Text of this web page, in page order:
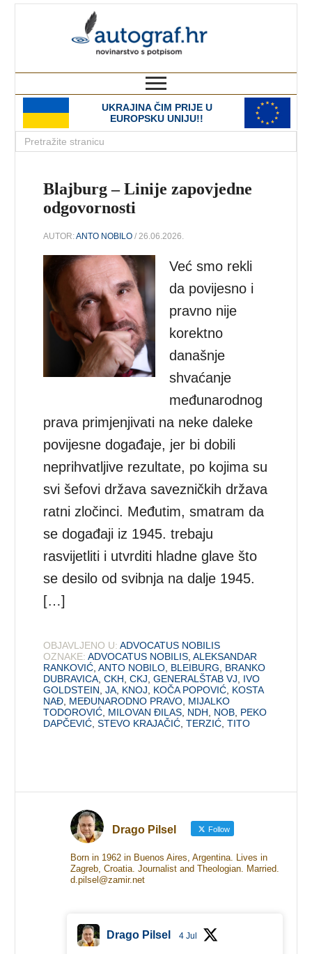
UKRAJINA ČIM PRIJE U
EUROPSKU UNIJU!!
Blajburg – Linije zapovjedne
odgovornosti
AUTOR:ANTO NOBILO / 26.06.2026.
Već smo rekli
da povijesno i
pravno nije
korektno
današnje
shvaćanje
međunarodnog
prava primjenjivati na neke daleke
povijesne događaje, jer bi dobili
neprihvatljive rezultate, po kojima su
svi šefovi država savezničkih država
ratni zločinci. Međutim, smatram da
se događaji iz 1945. trebaju
rasvijetliti i utvrditi hladne glave što
se desilo od svibnja na dalje 1945.
[…]
OBJAVLJENO U: ADVOCATUS NOBILIS
OZNAKE: ADVOCATUS NOBILIS ,ALEKSANDAR
RANKOVIĆ ,ANTO NOBILO BLEIBURG
BRANKO
DUBRAVICA ,CKH ,CKJ ,GENERALŠTAB VJ
IVO
GOLDSTEIN ,JA KNOJ KOČA POPOVIĆ KOSTA
NAĐ MEĐUNARODNO PRAVO MIJALKO
TODOROVIĆ MILOVAN ĐILAS NDH NOB PEKO
DAPČEVIĆ ,STEVO KRAJAČIĆ ,TERZIĆ ,TITO
Drago Pilsel Follow
Born in 1962 in Buenos Aires, Argentina. Lives in
Zagreb, Croatia. Journalist and Theologian. Married.
d.pilsel@zamir.net
Drago Pilsel 4 Jul